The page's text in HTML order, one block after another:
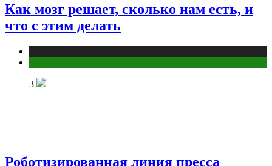
Как мозг решает, сколько нам есть, и
что с этим делать
3
Роботизированная линия пресса